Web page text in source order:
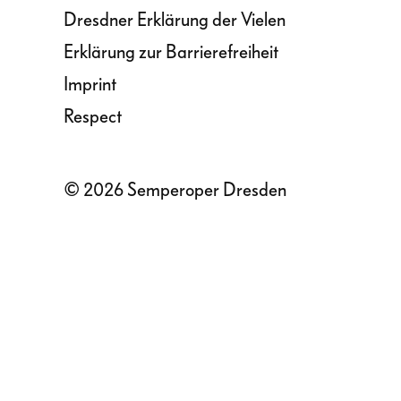
Dresdner Erklärung der Vielen
Erklärung zur Barrierefreiheit
Imprint
Respect
© 2026 Semperoper Dresden